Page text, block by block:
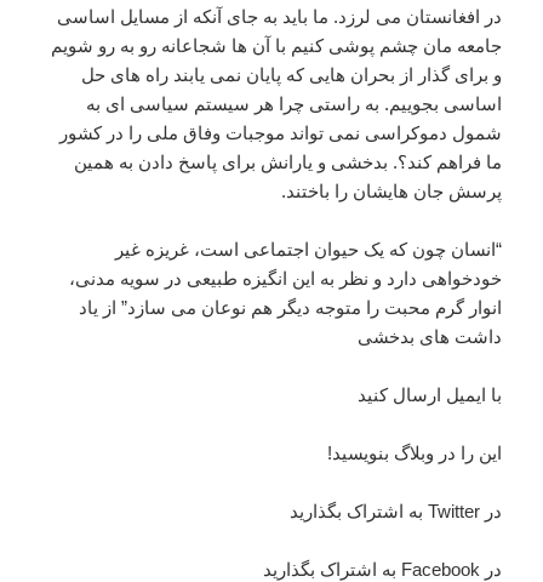
در افغانستان می لرزد. ما باید به جای آنکه از مسایل اساسی
جامعه مان چشم پوشی کنیم با آن ها شجاعانه رو به رو شویم
و برای گذار از بحران هایی که پایان نمی یابند راه های حل
اساسی بجوییم. به راستی چرا هر سیستم سیاسی ای به
شمول دموکراسی نمی تواند موجبات وفاق ملی را در کشور
ما فراهم کند؟. بدخشی و یارانش برای پاسخ دادن به همین
پرسش جان هایشان را باختند.
“انسان چون که یک حیوان اجتماعی است، غریزه غیر
خودخواهی دارد و نظر به این انگیزه طبیعی در سویه مدنی،
انوار گرم محبت را متوجه دیگر هم نوعان می سازد” از یاد
داشت های بدخشی
با ایمیل ارسال کنید
این را در وبلاگ بنویسید!
در Twitter به اشتراک بگذارید
در Facebook به اشتراک بگذارید